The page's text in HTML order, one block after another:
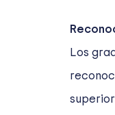
Los